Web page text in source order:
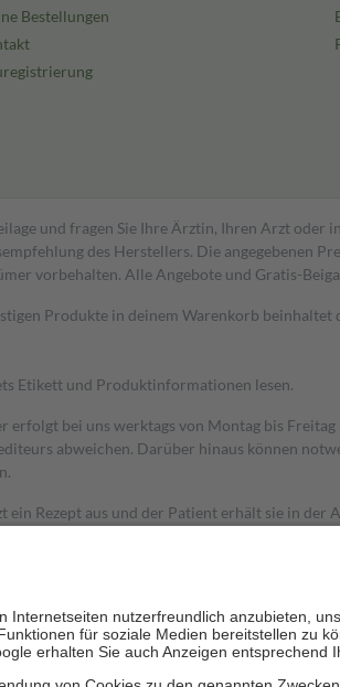
Bestellungen
und fragen Sie Ihre Ärztin, Ihren Arzt
des Herstellers. Die angegebenen
vorbehalten. Alle Angebote und Gratis-
Produkte in deinem Warenkorb
Etikett und Produktinformationen lesen.
erfolgt bei uns werktags von Montag bis
abweichen. Darüber hinaus können
Rezept aus und der Patient erhält sie in
Prozent des Abgabepreises,
zehn Prozent der Kosten sowie zehn
zu stärken und die besondere Stellung